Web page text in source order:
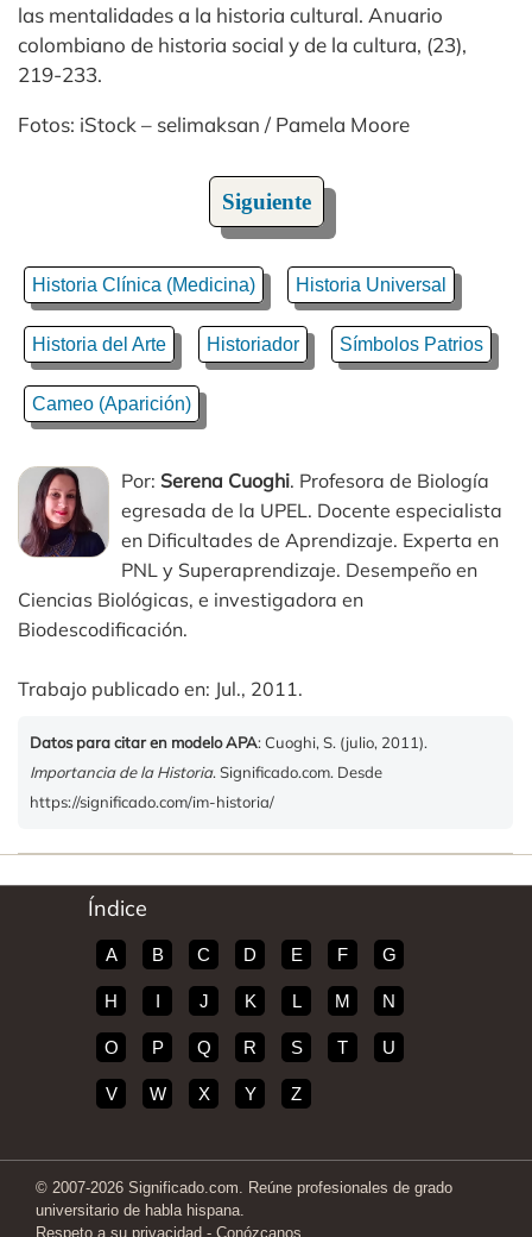
las mentalidades a la historia cultural. Anuario
colombiano de historia social y de la cultura, (23),
219-233.
Fotos: iStock – selimaksan / Pamela Moore
Siguiente
Historia Clínica (Medicina) Historia Universal
Historia del Arte Historiador Símbolos Patrios
Cameo (Aparición)
Por: Serena Cuoghi. Profesora de Biología
egresada de la UPEL. Docente especialista
en Dificultades de Aprendizaje. Experta en
PNL y Superaprendizaje. Desempeño en
Ciencias Biológicas, e investigadora en
Biodescodificación.
Trabajo publicado en: Jul., 2011.
Datos para citar en modelo APA: Cuoghi, S. (julio, 2011).
Importancia de la Historia. Significado.com. Desde
https://significado.com/im-historia/
Índice
A B C D E F G
H I J K L M N
O P Q R S T U
V W X Y Z
© 2007-2026 Significado.com. Reúne profesionales de grado
universitario de habla hispana.
Respeto a su privacidad - Conózcanos